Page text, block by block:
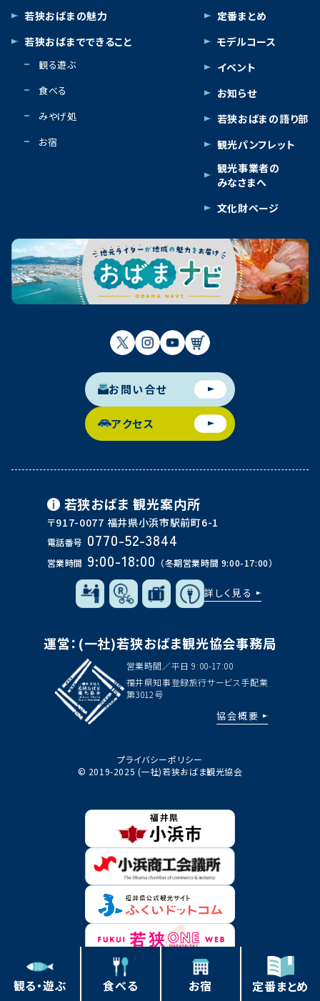
観る・遊ぶ 食べる お宿 定番まとめ
若狭おばまの魅力
若狭おばまでできること
観る遊ぶ
食べる
みやげ処
お宿
定番まとめ
モデルコース
イベント
お知らせ
若狭おばまの語り部
観光パンフレット
観光事業者の
みなさまへ
文化財ページ
お問い合せ
アクセス
若狭おばま 観光案内所
〒917-0077 福井県小浜市駅前町6-1
電話番号 0770-52-3844
営業時間 9:00-18:00 （冬期営業時間 9:00-17:00）
詳しく見る
運営：(一社)若狭おばま観光協会事務局
営業時間／平日 9:00-17:00
福井県知事登録旅行サービス手配業
第3012号
協会概要
プライバシーポリシー
© 2019-2025 (一社)若狭おばま観光協会